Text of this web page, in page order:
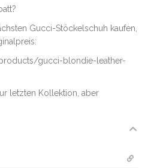
Gucci-Stöckelschuh kaufen,
gucci-blondie-leather-
letzten Kollektion, aber